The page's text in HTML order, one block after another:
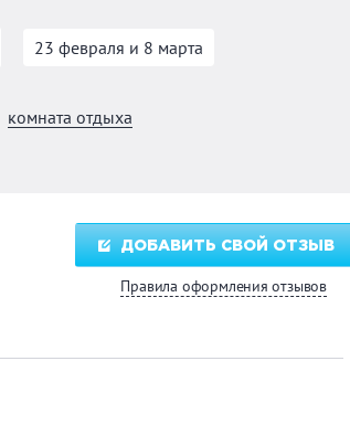
23 февраля и 8 марта
комната отдыха
ДОБАВИТЬ СВОЙ ОТЗЫВ
Правила оформления отзывов